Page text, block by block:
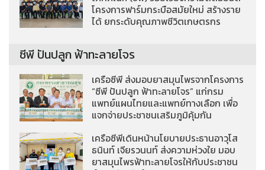
โครงการฟาร์มกระบือสมัยใหม่ สร้างราย
ได้ ยกระดับคุณภาพชีวิตเกษตรกร
ซีพี ปันปลูก ฟ้าทะลายโจร
เครือซีพี ส่งมอบยาสมุนไพรจากโครงการ
“ซีพี ปันปลูก ฟ้าทะลายโจร” แก่กรม
แพทย์แผนไทยและแพทย์ทางเลือก เพื่อ
แจกจ่ายประชาชนเสริมภูมิคุ้มกัน
เครือซีพีเดินหน้านโยบายประธานอาวุโส
ธนินท์ เจียรวนนท์ ส่งความห่วงใย มอบ
ยาสมุนไพรฟ้าทะลายโจรให้กับประชาชน